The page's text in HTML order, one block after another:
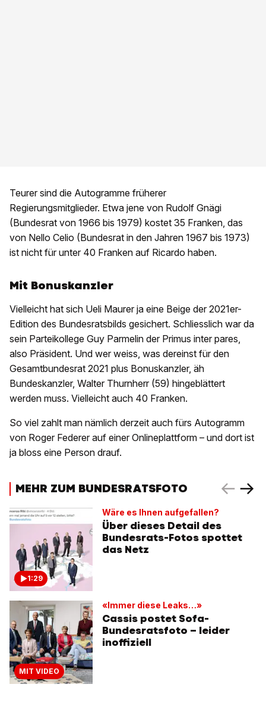
Teurer sind die Autogramme früherer
Regierungsmitglieder. Etwa jene von Rudolf Gnägi
(Bundesrat von 1966 bis 1979) kostet 35 Franken, das
von Nello Celio (Bundesrat in den Jahren 1967 bis 1973)
ist nicht für unter 40 Franken auf Ricardo haben.
Mit Bonuskanzler
Vielleicht hat sich Ueli Maurer ja eine Beige der 2021er-
Edition des Bundesratsbilds gesichert. Schliesslich war da
sein Parteikollege Guy Parmelin der Primus inter pares,
also Präsident. Und wer weiss, was dereinst für den
Gesamtbundesrat 2021 plus Bonuskanzler, äh
Bundeskanzler, Walter Thurnherr (59) hingeblättert
werden muss. Vielleicht auch 40 Franken.
So viel zahlt man nämlich derzeit auch fürs Autogramm
von Roger Federer auf einer Onlineplattform – und dort ist
ja bloss eine Person drauf.
MEHR ZUM BUNDESRATSFOTO
1:29
Wäre es Ihnen aufgefallen?
Über dieses Detail des
Bundesrats-Fotos spottet
das Netz
MIT VIDEO
«Immer diese Leaks…»
Cassis postet Sofa-
Bundesratsfoto – leider
inoffiziell